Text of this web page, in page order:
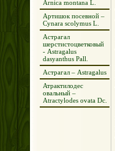
Arnica montana L.
Артишок посевной –
Cynara scolymus L.
Астрагал
шерстистоцветковый
- Astragalus
dasyanthus Pall.
Астрагал – Astragalus
Атрактилодес
овальный –
Atractylodes ovata Dc.